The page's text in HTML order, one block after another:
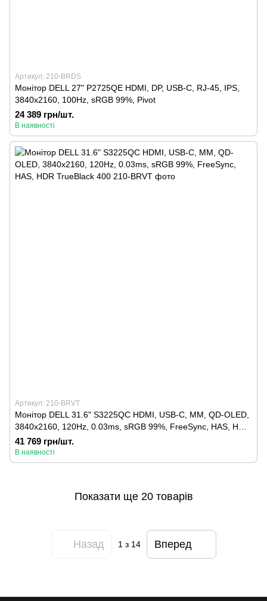
Артикул: 210-BRDS
Монітор DELL 27" P2725QE HDMI, DP, USB-C, RJ-45, IPS,
3840x2160, 100Hz, sRGB 99%, Pivot
24 389 грн/шт.
В наявності
Артикул: 210-BRVT
Монітор DELL 31.6" S3225QC HDMI, USB-C, MM, QD-OLED,
3840x2160, 120Hz, 0.03ms, sRGB 99%, FreeSync, HAS, HDR
TrueBlack 400
41 769 грн/шт.
В наявності
Показати ще 20 товарів
Назад 1 з 14 Вперед